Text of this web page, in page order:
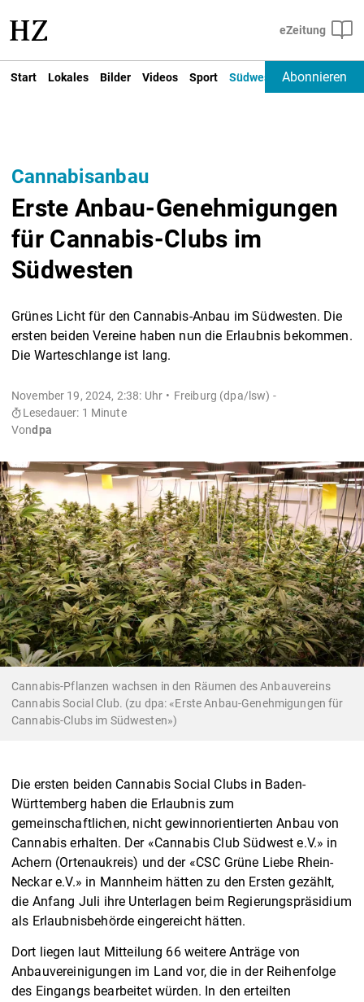
Start Lokales Bilder Videos Sport Südwest Deutschland
Abonnieren
Cannabisanbau
Erste Anbau-Genehmigungen
für Cannabis-Clubs im
Südwesten
Grünes Licht für den Cannabis-Anbau im Südwesten. Die
ersten beiden Vereine haben nun die Erlaubnis bekommen.
Die Warteschlange ist lang.
November 19, 2024, 2:38: Uhr
Freiburg (dpa/lsw) -
Lesedauer: 1 Minute
Vondpa
Cannabis-Pflanzen wachsen in den Räumen des Anbauvereins
Cannabis Social Club. (zu dpa: «Erste Anbau-Genehmigungen für
Cannabis-Clubs im Südwesten»)
Die ersten beiden Cannabis Social Clubs in Baden-
Württemberg haben die Erlaubnis zum
gemeinschaftlichen, nicht gewinnorientierten Anbau von
Cannabis erhalten. Der «Cannabis Club Südwest e.V.» in
Achern (Ortenaukreis) und der «CSC Grüne Liebe Rhein-
Neckar e.V.» in Mannheim hätten zu den Ersten gezählt,
die Anfang Juli ihre Unterlagen beim Regierungspräsidium
als Erlaubnisbehörde eingereicht hätten.
Dort liegen laut Mitteilung 66 weitere Anträge von
Anbauvereinigungen im Land vor, die in der Reihenfolge
des Eingangs bearbeitet würden. In den erteilten